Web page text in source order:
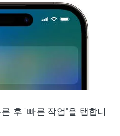
후 "빠른 작업"을 탭합니